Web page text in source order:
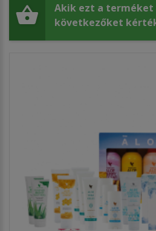
Akik ezt a
következőket